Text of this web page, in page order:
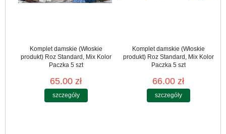
Komplet damskie (Włoskie
produkt) Roz Standard, Mix Kolor
Paczka 5 szt
65.00 zł
szczegóły
Komplet damskie (Włoskie
produkt) Roz Standard, Mix Kolor
Paczka 5 szt
66.00 zł
szczegóły